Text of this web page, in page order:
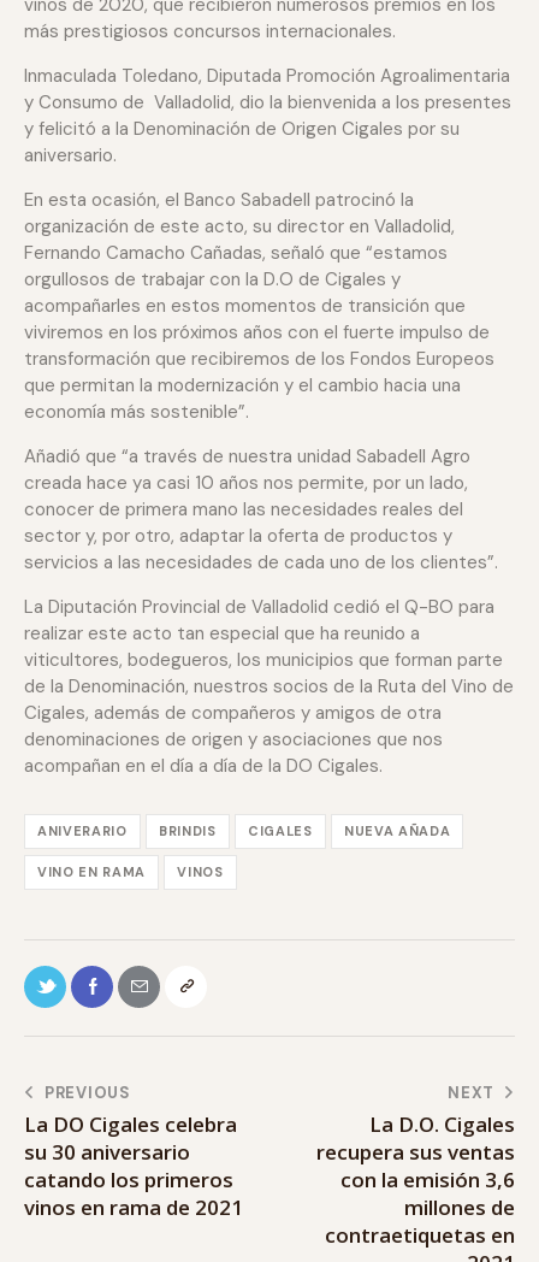
vinos de 2020, que recibieron numerosos premios en los
más prestigiosos concursos internacionales.
Inmaculada Toledano, Diputada Promoción Agroalimentaria
y Consumo de Valladolid, dio la bienvenida a los presentes
y felicitó a la Denominación de Origen Cigales por su
aniversario.
En esta ocasión, el Banco Sabadell patrocinó la
organización de este acto, su director en Valladolid,
Fernando Camacho Cañadas, señaló que “estamos
orgullosos de trabajar con la D.O de Cigales y
acompañarles en estos momentos de transición que
viviremos en los próximos años con el fuerte impulso de
transformación que recibiremos de los Fondos Europeos
que permitan la modernización y el cambio hacia una
economía más sostenible”.
Añadió que “a través de nuestra unidad Sabadell Agro
creada hace ya casi 10 años nos permite, por un lado,
conocer de primera mano las necesidades reales del
sector y, por otro, adaptar la oferta de productos y
servicios a las necesidades de cada uno de los clientes”.
La Diputación Provincial de Valladolid cedió el Q-BO para
realizar este acto tan especial que ha reunido a
viticultores, bodegueros, los municipios que forman parte
de la Denominación, nuestros socios de la Ruta del Vino de
Cigales, además de compañeros y amigos de otra
denominaciones de origen y asociaciones que nos
acompañan en el día a día de la DO Cigales.
ANIVERARIO BRINDIS CIGALES NUEVA AÑADA
VINO EN RAMA VINOS
PREVIOUS
La DO Cigales celebra
su 30 aniversario
catando los primeros
vinos en rama de 2021
NEXT
La D.O. Cigales
recupera sus ventas
con la emisión 3,6
millones de
contraetiquetas en